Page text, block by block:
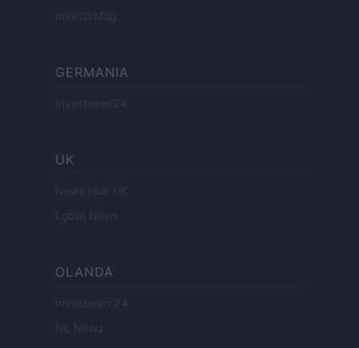
InvestirMag
GERMANIA
Investieren24
UK
News Hub UK
Lgbtq News
OLANDA
Investeren 24
NL Newz